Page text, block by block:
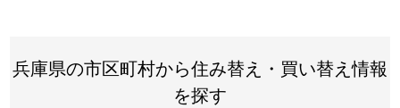
兵庫県の市区町村から住み替え・買い替え情報
を探す